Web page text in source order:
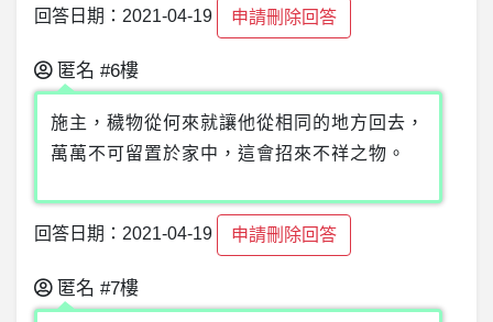
回答日期：2021-04-19 申請刪除回答
匿名 #6樓
施主，穢物從何來就讓他從相同的地方回去，
萬萬不可留置於家中，這會招來不祥之物。
回答日期：2021-04-19 申請刪除回答
匿名 #7樓